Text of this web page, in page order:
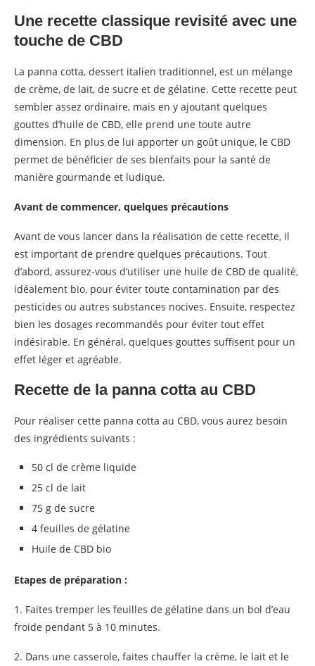
Une recette classique revisité avec une
touche de CBD
La panna cotta, dessert italien traditionnel, est un mélange
de crème, de lait, de sucre et de gélatine. Cette recette peut
sembler assez ordinaire, mais en y ajoutant quelques
gouttes d’huile de CBD, elle prend une toute autre
dimension. En plus de lui apporter un goût unique, le CBD
permet de bénéficier de ses bienfaits pour la santé de
manière gourmande et ludique.
Avant de commencer, quelques précautions
Avant de vous lancer dans la réalisation de cette recette, il
est important de prendre quelques précautions. Tout
d’abord, assurez-vous d’utiliser une huile de CBD de qualité,
idéalement bio, pour éviter toute contamination par des
pesticides ou autres substances nocives. Ensuite, respectez
bien les dosages recommandés pour éviter tout effet
indésirable. En général, quelques gouttes suffisent pour un
effet léger et agréable.
Recette de la panna cotta au CBD
Pour réaliser cette panna cotta au CBD, vous aurez besoin
des ingrédients suivants :
50 cl de crème liquide
25 cl de lait
75 g de sucre
4 feuilles de gélatine
Huile de CBD bio
Etapes de préparation :
1. Faites tremper les feuilles de gélatine dans un bol d’eau
froide pendant 5 à 10 minutes.
2. Dans une casserole, faites chauffer la crème, le lait et le